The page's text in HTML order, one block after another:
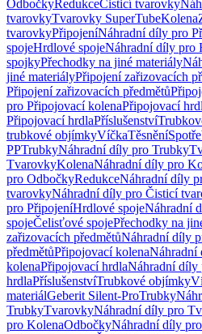
OdbočkyRedukceČisticí tvarovky
tvarovkyTvarovky SuperTubeKolena
tvarovkyPřipojeníNáhradní díly pro
spojeHrdlové spojeNáhradní díly pro
spojkyPřechodky na jiné materiály
jiné materiályPřipojení zařizovacích
Připojení zařizovacích předmětů
pro Připojovací kolenaPřipojovací
Připojovací hrdlaPříslušenství
trubkové objímkyVíčkaTěsnění
PPTrubkyNáhradní díly pro Trubky
TvarovkyKolenaNáhradní díly pro
pro OdbočkyRedukceNáhradní díly
tvarovkyNáhradní díly pro Čisticí
pro PřipojeníHrdlové spojeNáhradní
spojeČelisťové spojePřechodky na
zařizovacích předmětůNáhradní díly
předmětůPřipojovací kolenaNáhradní
kolenaPřipojovací hrdlaNáhradní díly
hrdlaPříslušenstvíTrubkové objímky
materiálGeberit Silent-ProTrubky
TrubkyTvarovkyNáhradní díly pro
pro KolenaOdbočkyNáhradní díly